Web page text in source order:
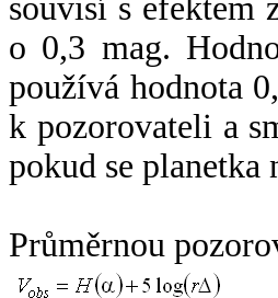
souvisí s efektem
o 0,3 mag.
používá hodnota
k pozorovateli a
pokud se planetka
Průměrnou